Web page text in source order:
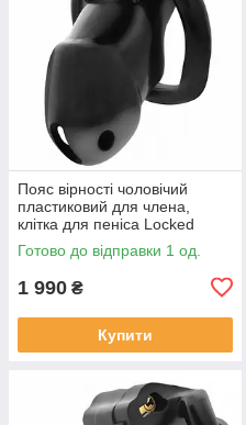
Пояс вірності чоловічий
пластиковий для члена,
клітка для пеніса Locked
Midnight Cell M 10,7 см
Готово до відправки 1 од.
1 990 ₴
Купити